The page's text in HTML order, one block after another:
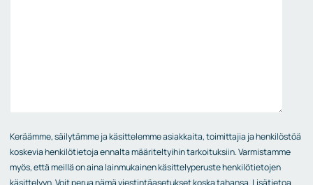
Keräämme, säilytämme ja käsittelemme asiakkaita, toimittajia ja henkilöstöä
koskevia henkilötietoja ennalta määriteltyihin tarkoituksiin. Varmistamme
myös, että meillä on aina lainmukainen käsittelyperuste henkilötietojen